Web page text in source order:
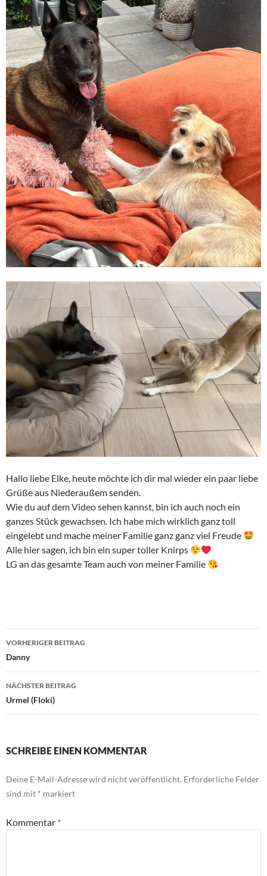
Hallo liebe Elke, heute möchte ich dir mal wieder ein paar liebe
Grüße aus Niederaußem senden.
Wie du auf dem Video sehen kannst, bin ich auch noch ein
ganzes Stück gewachsen. Ich habe mich wirklich ganz toll
eingelebt und mache meiner Familie ganz ganz viel Freude
Alle hier sagen, ich bin ein super toller Knirps
LG an das gesamte Team auch von meiner Familie
Beitragsnavigation
VORHERIGER BEITRAG
Danny
NÄCHSTER BEITRAG
Urmel (Floki)
SCHREIBE EINEN KOMMENTAR
Deine E-Mail-Adresse wird nicht veröffentlicht. Erforderliche Felder
sind mit * markiert
Kommentar *